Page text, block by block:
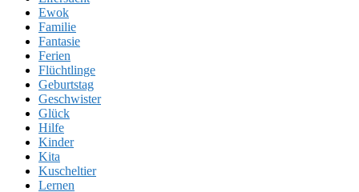
Ewok
Familie
Fantasie
Ferien
Flüchtlinge
Geburtstag
Geschwister
Glück
Hilfe
Kinder
Kita
Kuscheltier
Lernen